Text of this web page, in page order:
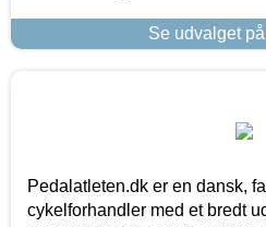
Se udvalget
Pedalatleten.dk er en dansk,
cykelforhandler med et bredt